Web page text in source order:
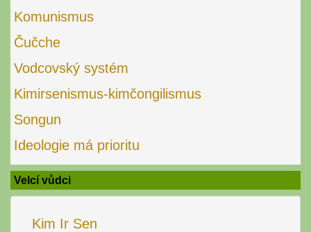
Komunismus
Čučche
Vodcovský systém
Kimirsenismus-kimčongilismus
Songun
Ideologie má prioritu
Velcí vůdci
Kim Ir Sen